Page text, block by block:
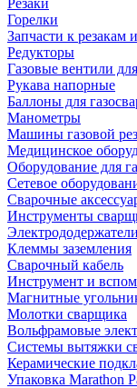
Резаки
Горелки
Запчасти к резакам
Редукторы
Газовые вентили
Рукава напорные
Баллоны для
Манометры
Машины газовой
Медицинское
Оборудование для
Сетевое
Сварочные
Инструменты
Электрододержатели
Клеммы заземления
Сварочный кабель
Инструмент и
Магнитные
Молотки сварщика
Вольфрамовые
Системы вытяжки
Керамические
Упаковка Marathon